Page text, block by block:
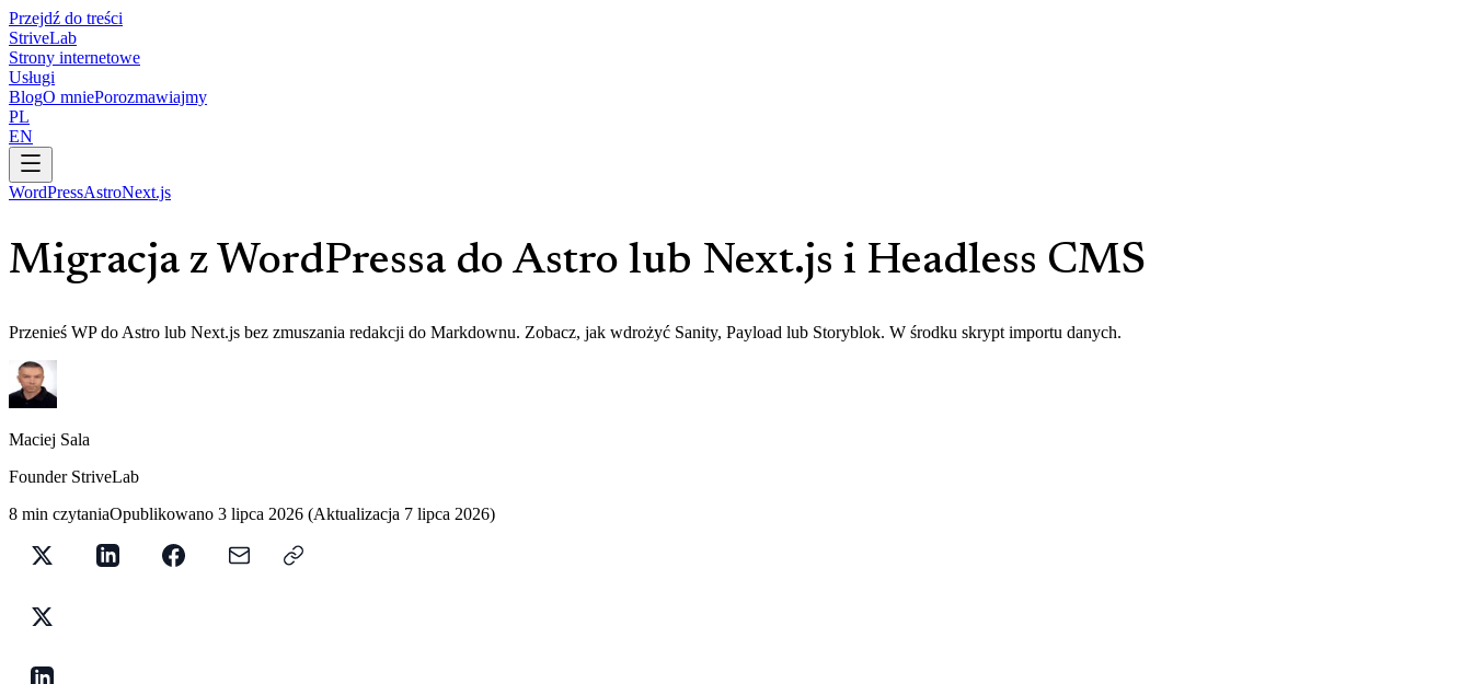
Przejdź do treści
StriveLab
Strony internetowe
Usługi
BlogO mniePorozmawiajmy
PL
EN
WordPressAstroNext.js
Migracja z WordPressa do Astro lub Next.js i Headless CMS
Przenieś WP do Astro lub Next.js bez zmuszania redakcji do Markdownu. Zobacz, jak wdrożyć Sanity, Payload lub Storyblok. W środku skrypt importu danych.
Maciej Sala
Founder StriveLab
8 min czytaniaOpublikowano 3 lipca 2026 (Aktualizacja 7 lipca 2026)